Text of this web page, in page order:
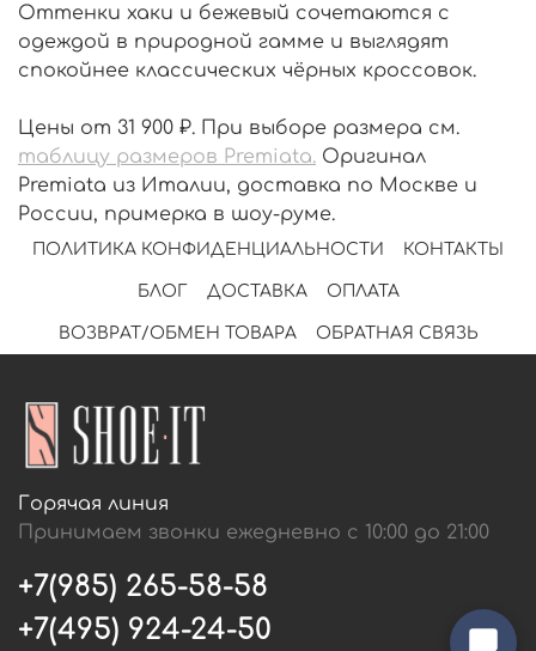
Оттенки хаки и бежевый сочетаются с
одеждой в природной гамме и выглядят
спокойнее классических чёрных кроссовок.
Цены от 31 900 ₽. При выборе размера см.
таблицу размеров Premiata. Оригинал
Premiata из Италии, доставка по Москве и
России, примерка в шоу-руме.
ПОЛИТИКА КОНФИДЕНЦИАЛЬНОСТИ КОНТАКТЫ
БЛОГ ДОСТАВКА ОПЛАТА
ВОЗВРАТ/ОБМЕН ТОВАРА ОБРАТНАЯ СВЯЗЬ
Горячая линия
Принимаем звонки ежедневно с 10:00 до 21:00
+7(985) 265-58-58
+7(495) 924-24-50